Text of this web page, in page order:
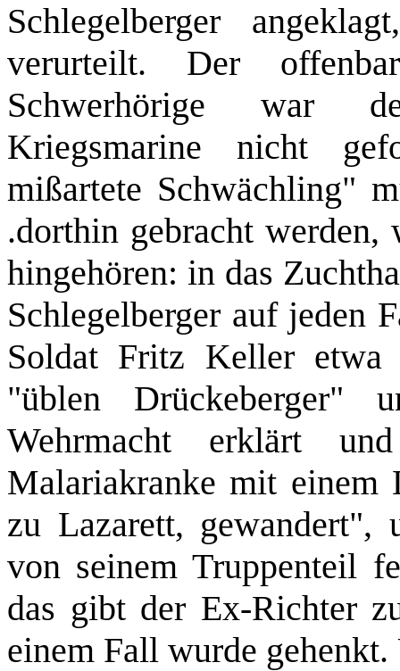
Schlegelberger
verurteilt. Der
Schwerhörige war
Kriegsmarine nicht
mißartete Schwächling"
.dorthin gebracht
hingehören: in das
Schlegelberger auf jeden
Soldat Fritz Keller etwa
"üblen Drückeberger"
Wehrmacht erklärt
Malariakranke mit einem
zu Lazarett,
von seinem Truppenteil
das gibt der Ex‑Richter
einem Fall wurde